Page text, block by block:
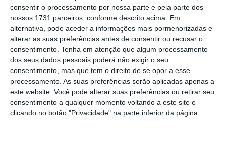
consentir o processamento por nossa parte e pela parte dos
nossos 1731 parceiros, conforme descrito acima. Em
alternativa, pode aceder a informações mais pormenorizadas e
alterar as suas preferências antes de consentir ou recusar o
consentimento. Tenha em atenção que algum processamento
dos seus dados pessoais poderá não exigir o seu
consentimento, mas que tem o direito de se opor a esse
processamento. As suas preferências serão aplicadas apenas a
este website. Você pode alterar suas preferências ou retirar seu
consentimento a qualquer momento voltando a este site e
clicando no botão "Privacidade" na parte inferior da página.
um sistema de IA que consegue detetar casos
assintomáticos da COVID-19 através de uma
gravação, por telefone, da tosse do paciente.